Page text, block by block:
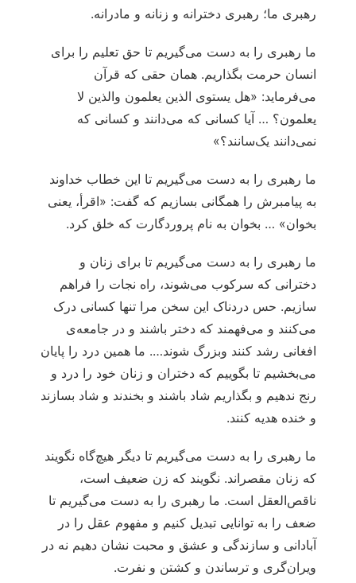
رهبری ما؛ رهبری دخترانه و زنانه و مادرانه.
ما رهبری را به دست می‌گیریم تا حق تعلیم را برای
انسان حرمت بگذاریم. همان حقی که قرآن
می‌فرماید: «هل یستوی الذین یعلمون والذین لا
یعلمون؟ … آیا کسانی که می‌دانند و کسانی که
نمی‌دانند یک‌سانند؟»
ما رهبری را به دست می‌گیریم تا این خطاب خداوند
به پیامبرش را همگانی بسازیم که گفت: «اقرأ، یعنی
بخوان» … بخوان به نام پروردگارت که خلق کرد.
ما رهبری را به دست می‌گیریم تا برای زنان و
دخترانی که سرکوب می‌شوند، راه نجات را فراهم
سازیم. حس دردناک این سخن مرا تنها کسانی درک
می‌کنند و می‌فهمند که دختر باشند و در جامعه‌ی
افغانی رشد کنند وبزرگ شوند…. ما همین درد را پایان
می‌بخشیم تا بگوییم که دختران و زنان خود را درد و
رنج ندهیم و بگذاریم شاد باشند و بخندند و شاد بسازند
و خنده هدیه کنند.
ما رهبری را به دست می‌گیریم تا دیگر هیچ‌گاه نگویند
که زنان مقصراند. نگویند که زن ضعیف است،
ناقص‌العقل است. ما رهبری را به دست می‌گیریم تا
ضعف را به توانایی تبدیل کنیم و مفهوم عقل را در
آبادانی و سازندگی و عشق و محبت نشان دهیم نه در
ویران‌گری و ترساندن و کشتن و نفرت.